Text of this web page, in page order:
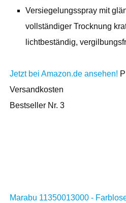
Versiegelungsspray mit
vollständiger Trocknung
lichtbeständig,
Jetzt bei Amazon.de ansehen!
Versandkosten
Bestseller Nr. 3
Marabu 11350013000 -